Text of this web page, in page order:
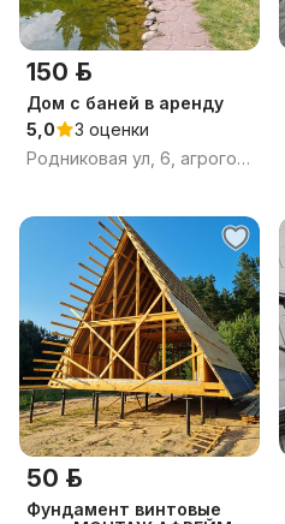
150 р.
Дом с баней в аренду
5,0
3 оценки
Родниковая ул, 6, агрогородок Ратомка, Ждановичский сельсовет, Минский район, Минская область
50 р.
Фундамент винтовые